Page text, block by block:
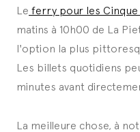
Le ferry pour les Cinque
matins à 10h00 de La
l'option la plus
Les billets quotidiens
minutes avant
La meilleure chose, à